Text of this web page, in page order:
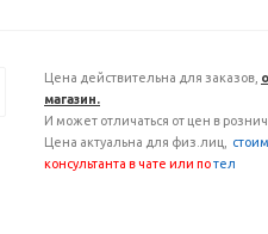
Цена действительна для заказов,
магазин.
И может отличаться от цен в
Цена актуальна для физ.лиц,
с
консультанта в чате или потел